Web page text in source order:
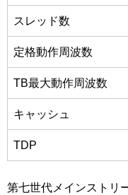
スレッド数
定格動作周波数
TB最大動作周波数
キャッシュ
TDP
第七世代メインストリ